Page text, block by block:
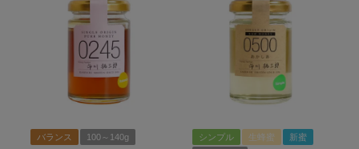
バランス 100～140g シンプル 生蜂蜜
新蜜